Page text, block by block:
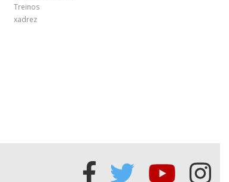
Treinos
xadrez
Acessar
Acessar